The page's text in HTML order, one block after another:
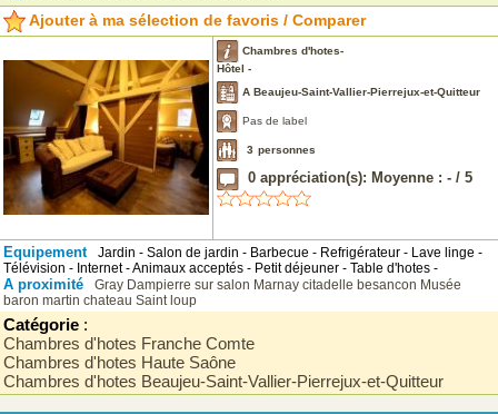
Ajouter à ma sélection de favoris / Comparer
Chambres d'hotes-
Hôtel -
A Beaujeu-Saint-Vallier-Pierrejux-et-Quitteur
Pas de label
3 personnes
0 appréciation(s): Moyenne : - / 5
Equipement
Jardin - Salon de jardin - Barbecue - Refrigérateur - Lave linge -
Télévision - Internet - Animaux acceptés - Petit déjeuner - Table d'hotes -
A proximité Gray Dampierre sur salon Marnay citadelle besancon Musée
baron martin chateau Saint loup
Catégorie :
Chambres d'hotes Franche Comte
Chambres d'hotes Haute Saône
Chambres d'hotes Beaujeu-Saint-Vallier-Pierrejux-et-Quitteur